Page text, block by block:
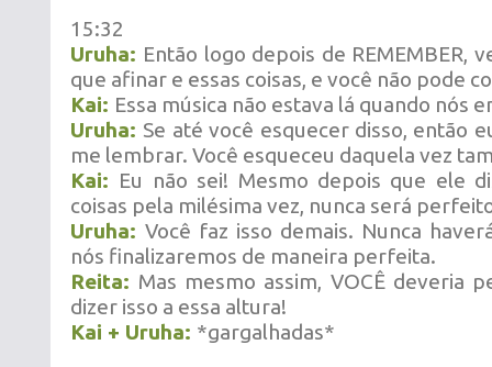
15:32
Uruha: Então logo depois de REMEMBER,
que afinar e essas coisas, e você não pode
Kai: Essa música não estava lá quando nós
Uruha: Se até você esquecer disso, então
me lembrar. Você esqueceu daquela vez
Kai: Eu não sei! Mesmo depois que ele
coisas pela milésima vez, nunca será
Uruha: Você faz isso demais. Nunca
nós finalizaremos de maneira perfeita.
Reita: Mas mesmo assim, VOCÊ deveria
dizer isso a essa altura!
Kai + Uruha: *gargalhadas*